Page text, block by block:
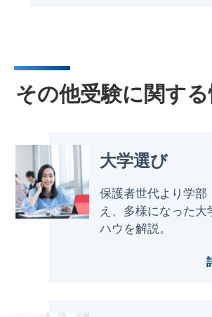
その他受験に関する
大学選び
保護者世代より学部
え、多様になった大
ハウを解説。